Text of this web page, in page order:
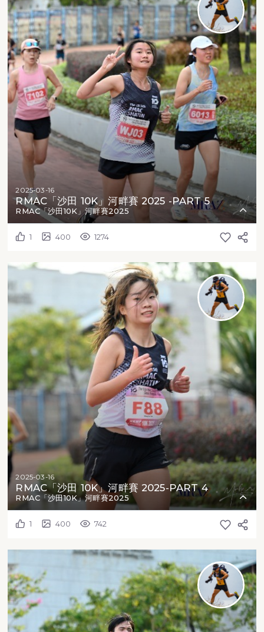
2025-03-16
RMAC「沙田 10K」河畔賽 2025 -PART 5
RMAC「沙田10K」河畔賽2025
1 400 1274
2025-03-16
RMAC「沙田 10K」河畔賽 2025-PART 4
RMAC「沙田10K」河畔賽2025
1 400 742